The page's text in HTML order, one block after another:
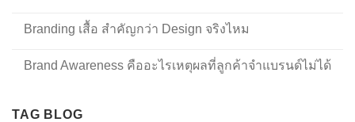
Branding เสื้อ สำคัญกว่า Design จริงไหม
Brand Awareness คืออะไรเหตุผลที่ลูกค้าจำแบรนด์ไม่ได้
TAG BLOG